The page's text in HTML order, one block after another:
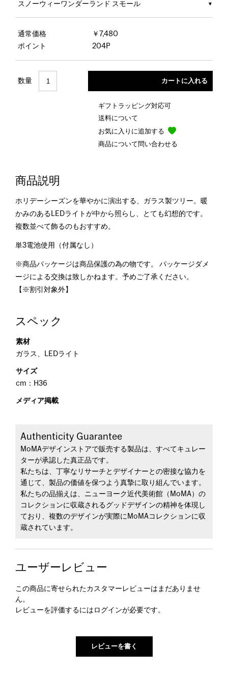
スノーウィーワンダーランド スモール
通常価格
￥7,480
ポイント
204P
数量
ギフトラッピング対応可
送料について
お気に入りに追加する
商品について問い合わせる
商品説明
ホリデーシーズンを華やかに演出する、ガラス製ツリー。暖
かみのあるLEDライトが中から照らし、とても幻想的です。
複数並べて飾るのもおすすめ。
単3電池使用（付属なし）
※商品パッケージは商品保護の為の物です。 パッケージダメ
ージによる交換は致しかねます。予めご了承ください。
【※割引対象外】
スペック
素材
ガラス、LEDライト
サイズ
cm：H36
メディア掲載
Authenticity Guarantee
MoMAデザインストアで販売する製品は、すべてキュレー
ターが承認した真正品です。
私たちは、丁寧なリサーチとデザイナーとの密接な協力を
通じて、製品の価値を保つよう真摯に取り組んでいます。
私たちの品揃えは、ニューヨーク近代美術館（MoMA）の
コレクションに収蔵されるグッドデザインの精神を体現し
ており、複数のデザインが実際にMoMAコレクションに収
蔵されています。
ユーザーレビュー
この商品に寄せられたカスタマーレビューはまだありませ
ん。
レビューを評価するには ログインが必要です。